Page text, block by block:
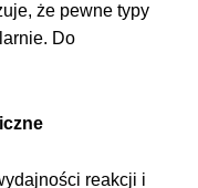
że pewne typy
Do
reakcji i